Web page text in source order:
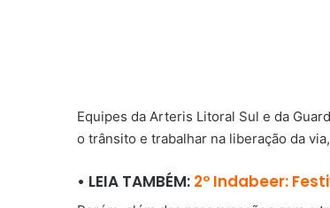
Equipes da Arteris Litoral Sul e da
o trânsito e trabalhar na liberação da
• LEIA TAMBÉM: 2º Indabeer: